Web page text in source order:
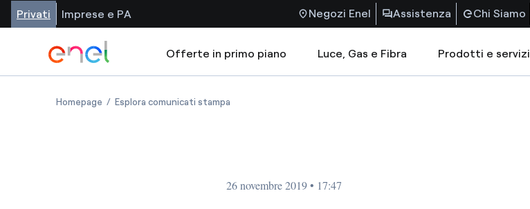
Privati Imprese e PA Negozi Enel Assistenza Chi Siamo
Offerte in primo piano Luce, Gas e Fibra Prodotti e servizi
Homepage Esplora comunicati stampa
26 novembre 2019 • 17:47